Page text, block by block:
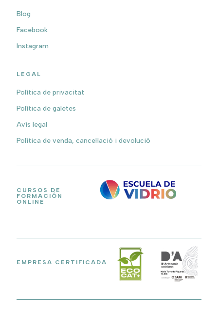
Blog
Facebook
Instagram
LEGAL
Política de privacitat
Política de galetes
Avís legal
Política de venda, cancel·lació i devolució
CURSOS DE
FORMACIÓN
ONLINE
EMPRESA CERTIFICADA